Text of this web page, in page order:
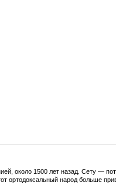
около 1500 лет назад. Сету —
ортодоксальный народ больше